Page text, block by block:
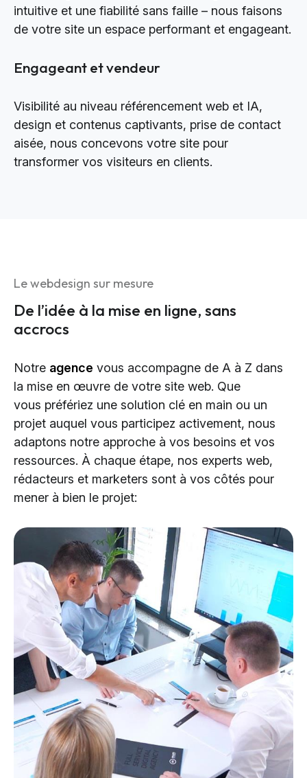
intuitive et une fiabilité sans faille – nous faisons
de votre site un espace performant et engageant.
Engageant et vendeur
Visibilité au niveau référencement web et IA,
design et contenus captivants, prise de contact
aisée, nous concevons votre site pour
transformer vos visiteurs en clients.
Le webdesign sur mesure
De l’idée à la mise en ligne, sans
accrocs
Notre agence vous accompagne de A à Z dans
la mise en œuvre de votre site web. Que
vous préfériez une solution clé en main ou un
projet auquel vous participez activement, nous
adaptons notre approche à vos besoins et vos
ressources. À chaque étape, nos experts web,
rédacteurs et marketers sont à vos côtés pour
mener à bien le projet: